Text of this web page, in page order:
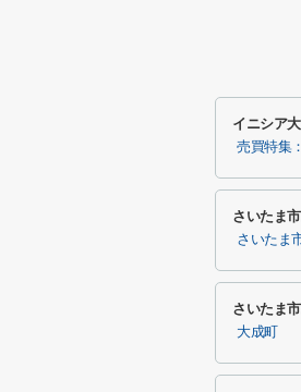
イニシア
売買特集
さいたま
さいたま
さいたま
大成町